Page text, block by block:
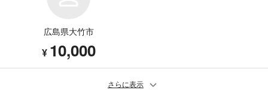
広島県大竹市
¥ 10,000
さらに表示